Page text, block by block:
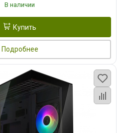
В наличии
Купить
Подробнее